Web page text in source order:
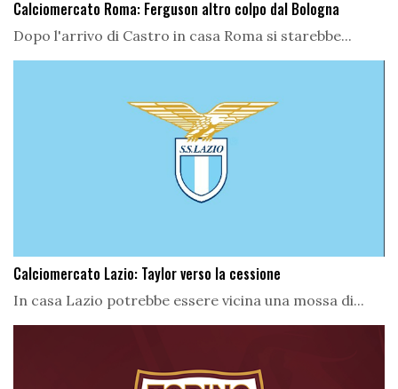
Calciomercato Roma: Ferguson altro colpo dal Bologna
Dopo l'arrivo di Castro in casa Roma si starebbe...
Calciomercato Lazio: Taylor verso la cessione
In casa Lazio potrebbe essere vicina una mossa di...